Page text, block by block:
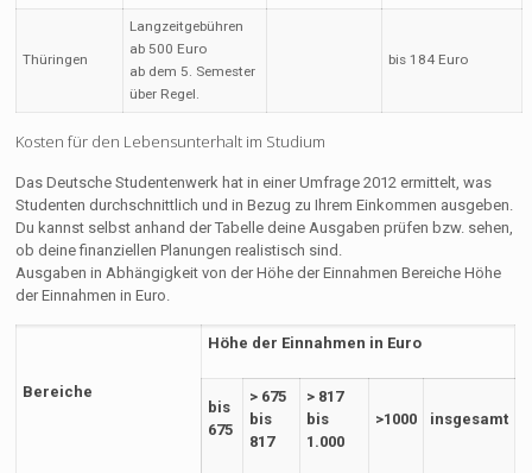
Thüringen
Langzeitgebühren
ab 500 Euro
ab dem 5. Semester
über Regel.
bis 184 Euro
Kosten für den Lebensunterhalt im Studium
Das Deutsche Studentenwerk hat in einer Umfrage 2012 ermittelt, was
Studenten durchschnittlich und in Bezug zu Ihrem Einkommen ausgeben.
Du kannst selbst anhand der Tabelle deine Ausgaben prüfen bzw. sehen,
ob deine finanziellen Planungen realistisch sind.
Ausgaben in Abhängigkeit von der Höhe der Einnahmen Bereiche Höhe
der Einnahmen in Euro.
Bereiche
Höhe der Einnahmen in Euro
bis
675
> 675
bis
817
> 817
bis
1.000
>1000 insgesamt